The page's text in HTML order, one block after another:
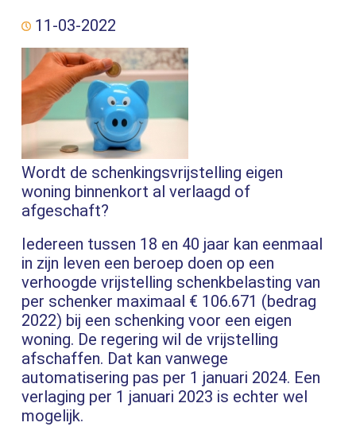
11-03-2022
Wordt de schenkingsvrijstelling eigen
woning binnenkort al verlaagd of
afgeschaft?
Iedereen tussen 18 en 40 jaar kan eenmaal
in zijn leven een beroep doen op een
verhoogde vrijstelling schenkbelasting van
per schenker maximaal € 106.671 (bedrag
2022) bij een schenking voor een eigen
woning. De regering wil de vrijstelling
afschaffen. Dat kan vanwege
automatisering pas per 1 januari 2024. Een
verlaging per 1 januari 2023 is echter wel
mogelijk.